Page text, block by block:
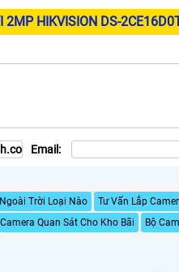
2MP HIKVISION DS-
Email:
Trời Loại Nào Tư Vấn Lắp
Camera Quan Sát Cho Kho Bãi Bộ